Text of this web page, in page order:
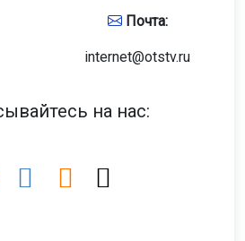
Почта:
internet@otstv.ru
на нас: